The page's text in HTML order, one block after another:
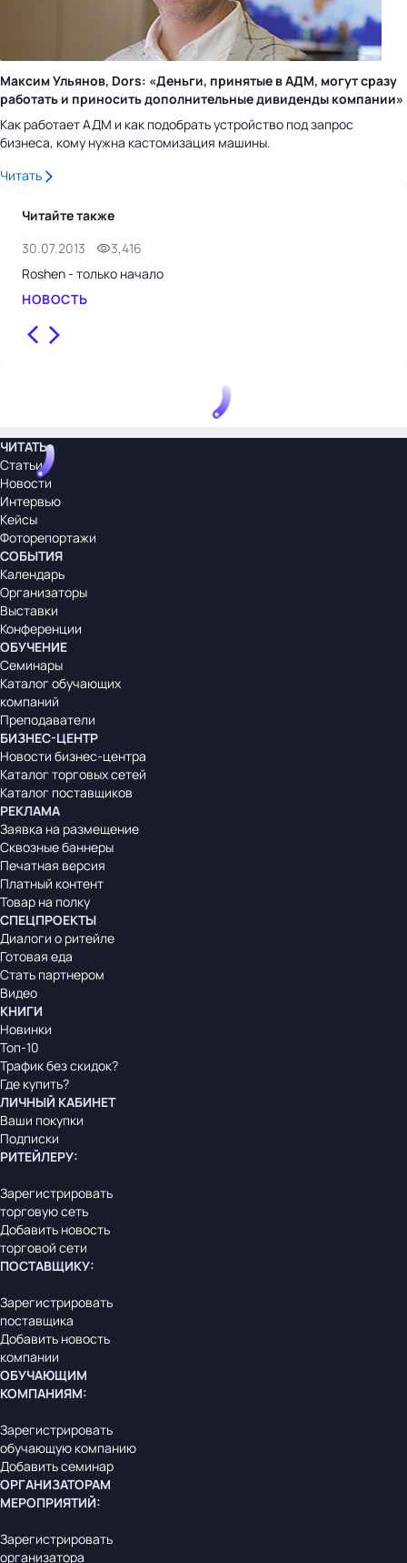
Максим Ульянов, Dors: «Деньги, принятые в АДМ, могут сразу
работать и приносить дополнительные дивиденды компании»
Как работает АДМ и как подобрать устройство под запрос
бизнеса, кому нужна кастомизация машины.
Читать
Читайте также
30.07.2013
3,416
Roshen - только начало
НОВОСТЬ
ЧИТАТЬ
Статьи
Новости
Интервью
Кейсы
Фоторепортажи
СОБЫТИЯ
Календарь
Организаторы
Выставки
Конференции
ОБУЧЕНИЕ
Семинары
Каталог обучающих
компаний
Преподаватели
БИЗНЕС-ЦЕНТР
Новости бизнес-центра
Каталог торговых сетей
Каталог поставщиков
РЕКЛАМА
Заявка на размещение
Сквозные баннеры
Печатная версия
Платный контент
Товар на полку
СПЕЦПРОЕКТЫ
Диалоги о ритейле
Готовая еда
Стать партнером
Видео
КНИГИ
Новинки
Топ-10
Трафик без скидок?
Где купить?
ЛИЧНЫЙ КАБИНЕТ
Ваши покупки
Подписки
РИТЕЙЛЕРУ:
Зарегистрировать
торговую сеть
Добавить новость
торговой сети
ПОСТАВЩИКУ:
Зарегистрировать
поставщика
Добавить новость
компании
ОБУЧАЮЩИМ
КОМПАНИЯМ:
Зарегистрировать
обучающую компанию
Добавить семинар
ОРГАНИЗАТОРАМ
МЕРОПРИЯТИЙ:
Зарегистрировать
организатора